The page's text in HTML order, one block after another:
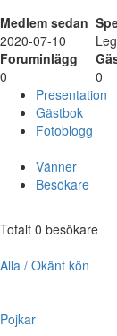
Medlem sedan
2020-07-10
Foruminlägg
0
0
Presentation
Gästbok
Fotoblogg
Vänner
Besökare
Totalt 0 besökare
Alla / Okänt kön
Pojkar